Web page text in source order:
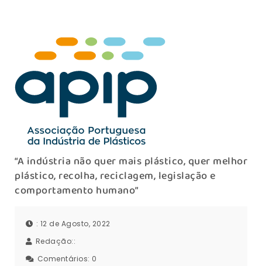
“A indústria não quer mais plástico, quer melhor
plástico, recolha, reciclagem, legislação e
comportamento humano”
: 12 de Agosto, 2022
Redação::
Comentários: 0